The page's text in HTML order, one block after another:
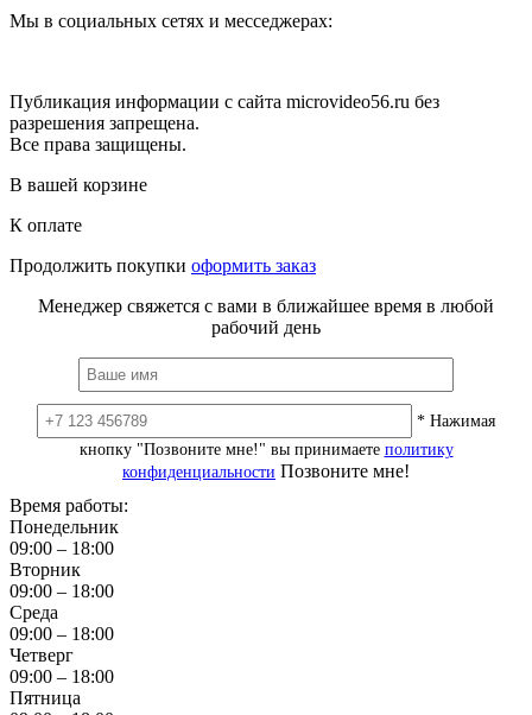
Мы в социальных сетях и месседжерах:
Публикация информации с сайта microvideo56.ru без
разрешения запрещена.
Все права защищены.
В вашей корзине
К оплате
Продолжить покупки оформить заказ
Менеджер свяжется с вами в ближайшее время в любой
рабочий день
* Нажимая
кнопку "Позвоните мне!" вы принимаете политику
конфиденциальности Позвоните мне!
Время работы:
Понедельник
09:00 – 18:00
Вторник
09:00 – 18:00
Среда
09:00 – 18:00
Четверг
09:00 – 18:00
Пятница